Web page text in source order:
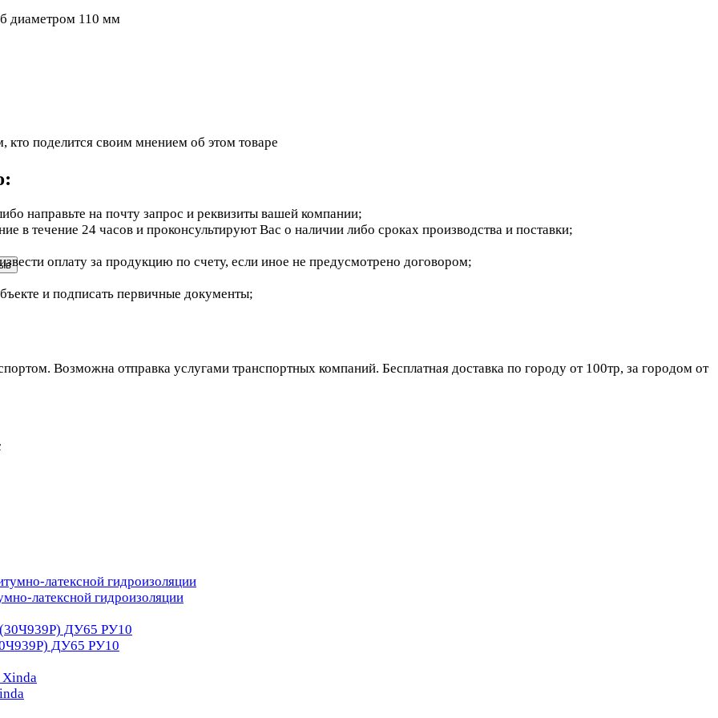
диаметром 110 мм
поделится своим мнением об этом товаре
направьте на почту запрос и реквизиты вашей компании;
в течение 24 часов и проконсультируют Вас о наличии либо сроках производства и поставки;
оплату за продукцию по счету, если иное не предусмотрено договором;
и подписать первичные документы;
Возможна отправка услугами транспортных компаний. Бесплатная доставка по городу от 100тр, за городом от
латексной гидроизоляции
ДУ65 РУ10